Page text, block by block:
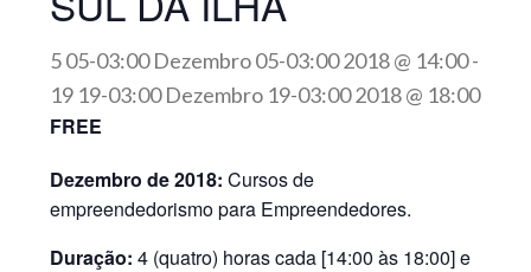
5 05-03:00 Dezembro 05-03:00 2018 @ 14:00-
19 19-03:00 Dezembro 19-03:00 2018 @ 18:00
FREE
Dezembro de 2018: Cursos de
empreendedorismo para Empreendedores.
Duração: 4 (quatro) horas cada [14:00 às 18:00] e